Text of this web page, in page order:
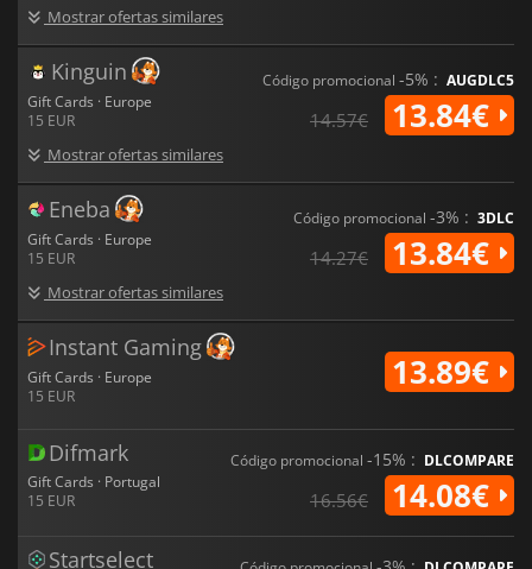
Mostrar ofertas similares
Kinguin
Gift Cards · Europe
15 EUR
Mostrar ofertas similares
Código promocional -5% : AUGDLC5
14.57€ 13.84€
Eneba
Gift Cards · Europe
15 EUR
Mostrar ofertas similares
Código promocional -3% : 3DLC
14.27€ 13.84€
Instant Gaming
Gift Cards · Europe
15 EUR
13.89€
Difmark
Gift Cards · Portugal
15 EUR
Código promocional -15% : DLCOMPARE
16.56€ 14.08€
Startselect